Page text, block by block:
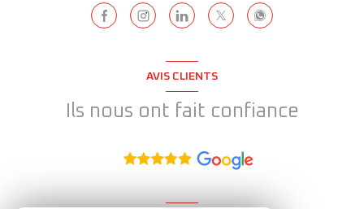
AVIS CLIENTS
Ils nous ont fait confiance